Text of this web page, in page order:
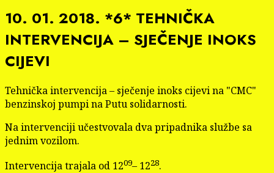
10. 01. 2018. *6* TEHNIČKA
INTERVENCIJA – SJEČENJE INOKS
CIJEVI
Tehnička intervencija – sječenje inoks cijevi na "CMC"
benzinskoj pumpi na Putu solidarnosti.
Na intervenciji učestvovala dva pripadnika službe sa
jednim vozilom.
Intervencija trajala od 1209– 1228.